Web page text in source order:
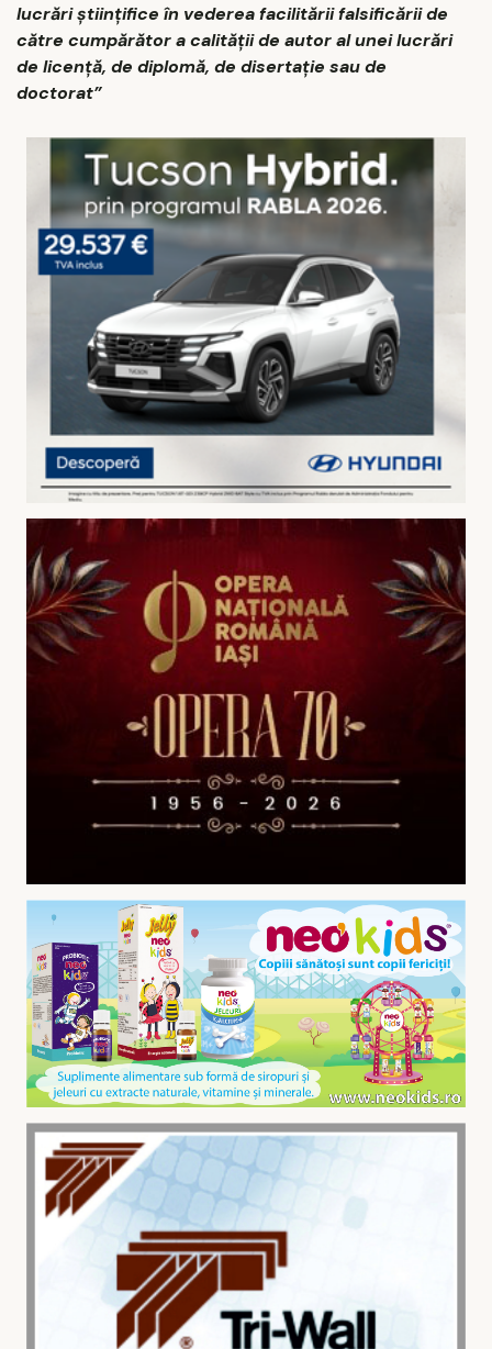
lucrări ştiinţifice în vederea facilitării falsificării de
către cumpărător a calităţii de autor al unei lucrări
de licenţă, de diplomă, de disertaţie sau de
doctorat”